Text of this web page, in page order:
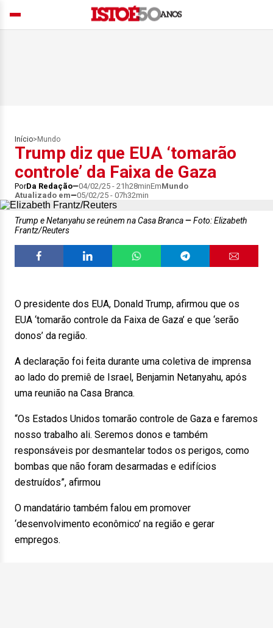
Início> Mundo
Trump diz que EUA ‘tomarão
controle’ da Faixa de Gaza
PorDa Redação 04/02/25 - 21h28minEmMundo
Atualizado em
05/02/25 - 07h32min
Trump e Netanyahu se reúnem na Casa Branca
Foto: Elizabeth
Frantz/Reuters
O presidente dos EUA, Donald Trump, afirmou que os
EUA ‘tomarão controle da Faixa de Gaza’ e que ‘serão
donos’ da região.
A declaração foi feita durante uma coletiva de imprensa
ao lado do premiê de Israel, Benjamin Netanyahu, após
uma reunião na Casa Branca.
“Os Estados Unidos tomarão controle de Gaza e faremos
nosso trabalho ali. Seremos donos e também
responsáveis por desmantelar todos os perigos, como
bombas que não foram desarmadas e edifícios
destruídos”, afirmou
O mandatário também falou em promover
‘desenvolvimento econômico’ na região e gerar
empregos.